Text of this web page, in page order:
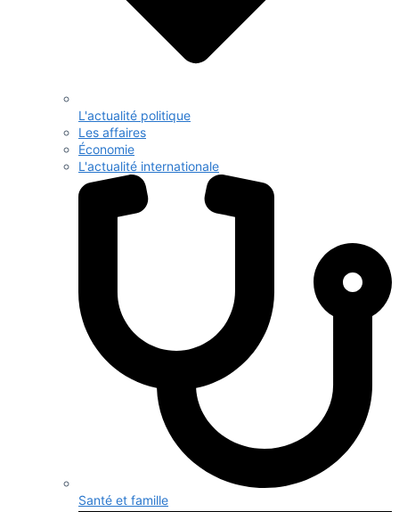
L'actualité politique
Les affaires
Économie
L'actualité internationale
Santé et famille